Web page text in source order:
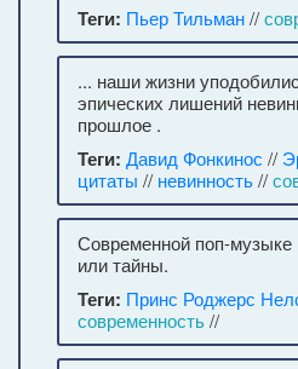
Теги: Пьер Тильман//
... наши жизни
эпических лишений
прошлое .
Теги: Давид Фонкинос //
цитаты // невинность//
Современной поп-музыке
или тайны.
Теги: Принс Роджерс
современность//